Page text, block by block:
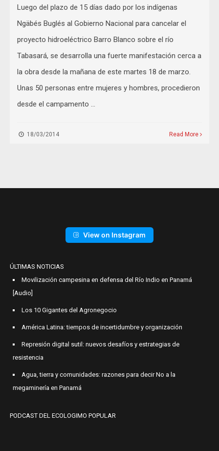
Luego del plazo de 15 días dado por los indígenas
Ngäbés Buglés al Gobierno Nacional para cancelar el
proyecto hidroeléctrico Barro Blanco sobre el río
Tabasará, se desarrolla una fuerte manifestación cerca a
la obra desde la mañana de este martes 18 de marzo.
Unas 50 personas entre mujeres y hombres, procedieron
desde el campamento …
18/03/2014 Read More
View on Instagram
ÚLTIMAS NOTICIAS
Movilización campesina en defensa del Río Indio en Panamá
[Audio]
Los 10 Gigantes del Agronegocio
América Latina: tiempos de incertidumbre y organización
Represión digital sutil: nuevos desafíos y estrategias de
resistencia
Agua, tierra y comunidades: razones para decir No a la
megaminería en Panamá
PODCAST DEL ECOLOGIMO POPULAR